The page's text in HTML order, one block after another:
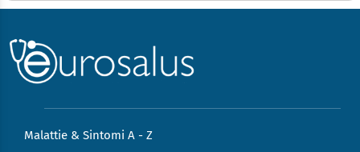
Malattie & Sintomi A - Z